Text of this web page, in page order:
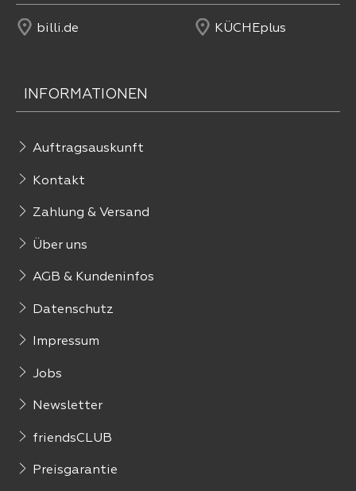
billi.de KÜCHEplus
INFORMATIONEN
Auftragsauskunft
Kontakt
Zahlung & Versand
Über uns
AGB & Kundeninfos
Datenschutz
Impressum
Jobs
Newsletter
friendsCLUB
Preisgarantie